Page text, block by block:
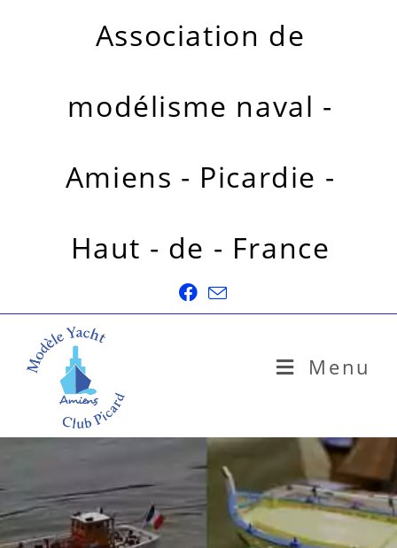
Association de
modélisme naval -
Amiens - Picardie -
Haut - de - France
Menu